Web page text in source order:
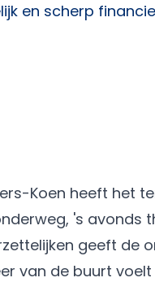
en scherp
Koen heeft het
's avonds
geeft de
van de buurt